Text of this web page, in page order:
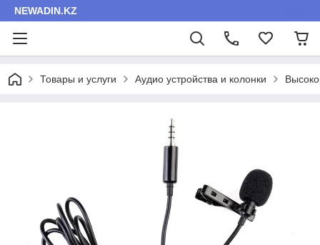
NEWADIN.KZ
Товары и услуги Аудио устройства и колонки